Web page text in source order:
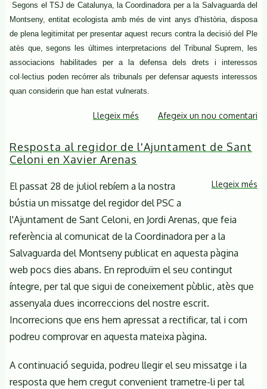
Segons el TSJ de Catalunya, la Coordinadoraper a la Salvaguardadel
Montseny, entitat ecologista amb més de vint anys d’història, disposa
de plena legitimitat per presentar aquest recurs contra la decisió del Ple
atès que, segons les últimes interpretacions del Tribunal Suprem, les
associacions habilitades per a la defensa dels drets i interessos
col·lectius poden recórrer als tribunals per defensar aquests interessos
quan considerin que han estat vulnerats.
Llegeix més sobre
la
Afegeix un nou comentari
Resposta al regidor de l'Ajuntament de Sant
Celoni en Xavier Arenas
Llegeix més
El passat 28 de juliol rebíem a la nostra
bústia un missatge del regidor del PSC a
l'Ajuntament de Sant Celoni, en Jordi Arenas, que feia
referència al comunicat de la Coordinadora per a la
Salvaguarda del Montseny publicat en aquesta pàgina
web pocs dies abans. En reproduïm el seu contingut
íntegre, per tal que sigui de coneixement pùblic, atès que
assenyala dues incorreccions del nostre escrit.
Incorrecions que ens hem apressat a rectificar, tal i com
podreu comprovar en aquesta mateixa pàgina.
A continuació seguida, podreu llegir el seu missatge i la
resposta que hem cregut convenient trametre-li per tal